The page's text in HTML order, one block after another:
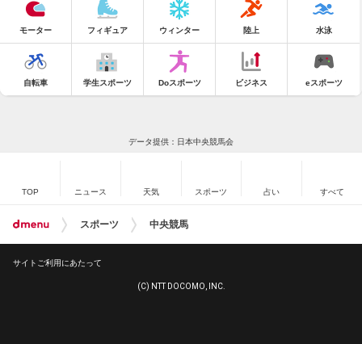
モーター フィギュア ウィンター 陸上 水泳
自転車 学生スポーツ Doスポーツ ビジネス eスポーツ
データ提供：日本中央競馬会
TOP ニュース 天気 スポーツ 占い すべて
スポーツ 中央競馬
サイトご利用にあたって
(C) NTT DOCOMO, INC.